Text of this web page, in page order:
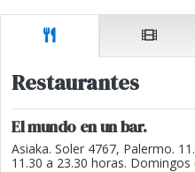
Restaurantes
El mundo en un bar.
Asiaka. Soler 4767, Palermo.
11.30 a 23.30 horas.